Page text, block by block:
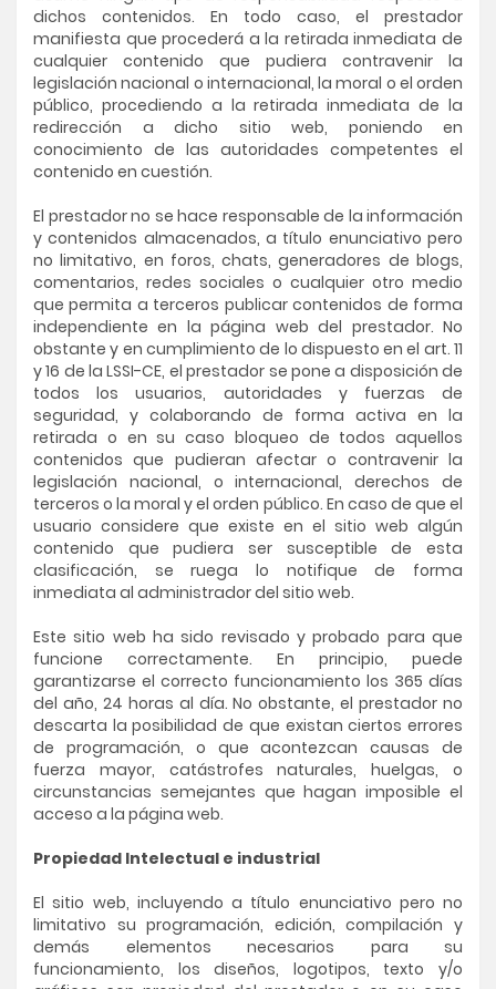
dichos contenidos. En todo caso, el prestador
manifiesta que procederá a la retirada inmediata de
cualquier contenido que pudiera contravenir la
legislación nacional o internacional, la moral o el orden
público, procediendo a la retirada inmediata de la
redirección a dicho sitio web, poniendo en
conocimiento de las autoridades competentes el
contenido en cuestión.
El prestador no se hace responsable de la información
y contenidos almacenados, a título enunciativo pero
no limitativo, en foros, chats, generadores de blogs,
comentarios, redes sociales o cualquier otro medio
que permita a terceros publicar contenidos de forma
independiente en la página web del prestador. No
obstante y en cumplimiento de lo dispuesto en el art. 11
y 16 de la LSSI-CE, el prestador se pone a disposición de
todos los usuarios, autoridades y fuerzas de
seguridad, y colaborando de forma activa en la
retirada o en su caso bloqueo de todos aquellos
contenidos que pudieran afectar o contravenir la
legislación nacional, o internacional, derechos de
terceros o la moral y el orden público. En caso de que el
usuario considere que existe en el sitio web algún
contenido que pudiera ser susceptible de esta
clasificación, se ruega lo notifique de forma
inmediata al administrador del sitio web.
Este sitio web ha sido revisado y probado para que
funcione correctamente. En principio, puede
garantizarse el correcto funcionamiento los 365 días
del año, 24 horas al día. No obstante, el prestador no
descarta la posibilidad de que existan ciertos errores
de programación, o que acontezcan causas de
fuerza mayor, catástrofes naturales, huelgas, o
circunstancias semejantes que hagan imposible el
acceso a la página web.
Propiedad Intelectual e industrial
El sitio web, incluyendo a título enunciativo pero no
limitativo su programación, edición, compilación y
demás elementos necesarios para su
funcionamiento, los diseños, logotipos, texto y/o